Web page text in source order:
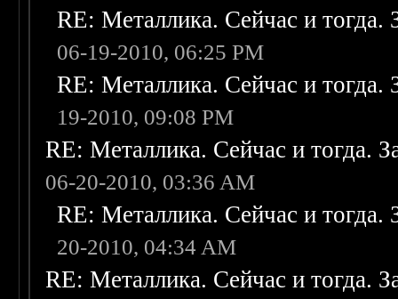
RE: Металлика. Сейчас и
06-19-2010, 06:25 PM
RE: Металлика. Сейчас и
19-2010, 09:08 PM
RE: Металлика. Сейчас и тогда.
06-20-2010, 03:36 AM
RE: Металлика. Сейчас и
20-2010, 04:34 AM
RE: Металлика. Сейчас и тогда.